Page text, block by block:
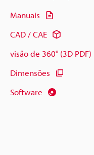
Manuais
CAD / CAE
visão de 360° (3D PDF)
Dimensões
Software